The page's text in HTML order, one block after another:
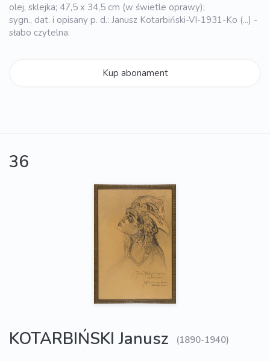
olej, sklejka; 47,5 x 34,5 cm (w świetle oprawy);
sygn., dat. i opisany p. d.: Janusz Kotarbiński-VI-1931-Ko (...) -
słabo czytelna.
Kup abonament
36
KOTARBIŃSKI Janusz (1890-1940)